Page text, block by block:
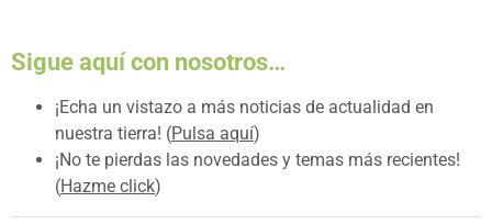
Sigue aquí con nosotros…
¡Echa un vistazo a más noticias de actualidad en
nuestra tierra! (Pulsa aquí)
¡No te pierdas las novedades y temas más recientes!
(Hazme click)